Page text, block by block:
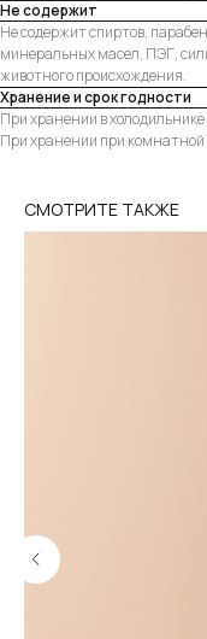
Не содержит
Не содержит спиртов,
минеральных масел, ПЭГ,
животного происхождения.
Хранение и срок годности
При хранении в холодильнике
При хранении при
СМОТРИТЕ ТАКЖЕ